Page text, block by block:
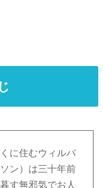
に住むウィルバ
ン）は三十年前
す無邪気でお人